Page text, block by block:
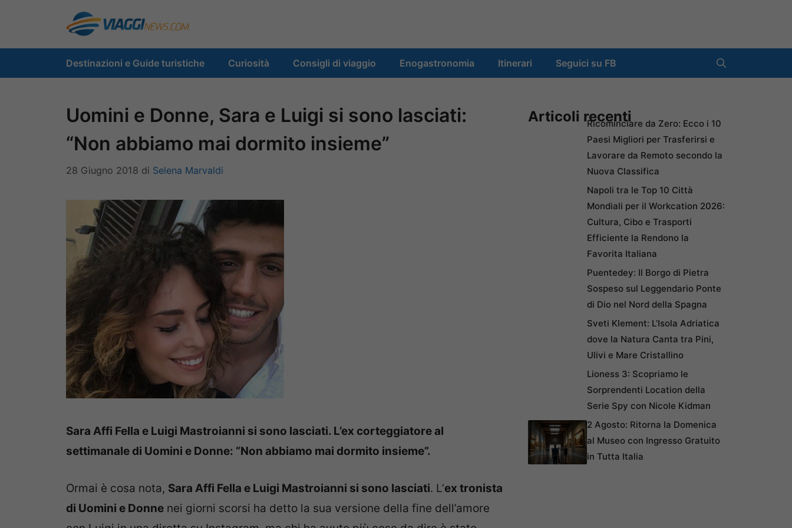
contenuto
Destinazioni e Guide turistiche Curiosità Consigli di viaggio Enogastronomia Itinerari Seguici su FB
Uomini e Donne, Sara e Luigi si sono lasciati:
“Non abbiamo mai dormito insieme”
28 Giugno 2018 di Selena Marvaldi
Sara Affi Fella e Luigi Mastroianni si sono lasciati. L’ex corteggiatore al
settimanale di Uomini e Donne: “Non abbiamo mai dormito insieme”.
Ormai è cosa nota, Sara Affi Fella e Luigi Mastroianni si sono lasciati. L’ex tronista
di Uomini e Donne nei giorni scorsi ha detto la sua versione della fine dell’amore
Articoli recentiRicominciare da Zero: Ecco i 10
Paesi Migliori per Trasferirsi e
Lavorare da Remoto secondo la
Nuova Classifica
Napoli tra le Top 10 Città
Mondiali per il Workcation 2026:
Cultura, Cibo e Trasporti
Efficiente la Rendono la
Favorita Italiana
Puentedey: Il Borgo di Pietra
Sospeso sul Leggendario Ponte
di Dio nel Nord della Spagna
Sveti Klement: L’Isola Adriatica
dove la Natura Canta tra Pini,
Ulivi e Mare Cristallino
Lioness 3: Scopriamo le
Sorprendenti Location della
Serie Spy con Nicole Kidman
2 Agosto: Ritorna la Domenica
al Museo con Ingresso Gratuito
in Tutta Italia